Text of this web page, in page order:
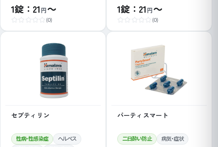
1錠：21円～
(0)
しみ・そばかすの改善
ニキビ治療
1錠：21円～
(0)
セプティリン
性病・性感染症 ヘルペス
パーティスマート
二日酔い防止 病気・症状